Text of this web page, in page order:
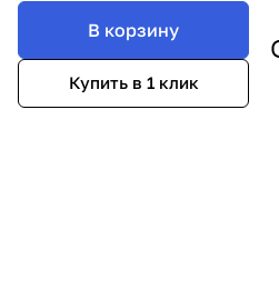
В корзину
Купить в 1 клик